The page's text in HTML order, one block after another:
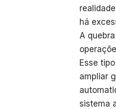
há
A
Esse
ampliar
sistema